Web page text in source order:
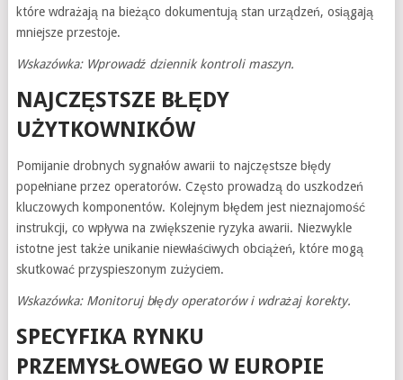
które wdrażają na bieżąco dokumentują stan urządzeń, osiągają
mniejsze przestoje.
Wskazówka: Wprowadź dziennik kontroli maszyn.
NAJCZĘSTSZE BŁĘDY
UŻYTKOWNIKÓW
Pomijanie drobnych sygnałów awarii to najczęstsze błędy
popełniane przez operatorów. Często prowadzą do uszkodzeń
kluczowych komponentów. Kolejnym błędem jest nieznajomość
instrukcji, co wpływa na zwiększenie ryzyka awarii. Niezwykle
istotne jest także unikanie niewłaściwych obciążeń, które mogą
skutkować przyspieszonym zużyciem.
Wskazówka: Monitoruj błędy operatorów i wdrażaj korekty.
SPECYFIKA RYNKU
PRZEMYSŁOWEGO W EUROPIE